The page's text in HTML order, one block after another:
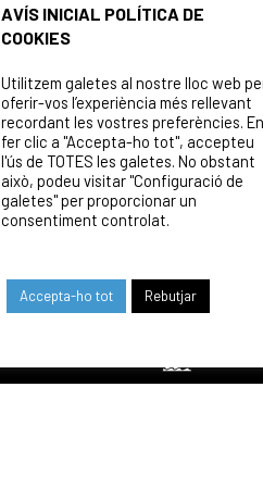
rugby@cnpoblenou.cat
SWIMMING
WHERE
ARE
AVÍS INICIAL POLÍTICA DE
COOKIES
Utilitzem galetes al nostre lloc web
oferir-vos l’experiència més rellevant
recordant les vostres preferències. En
fer clic a "Accepta-ho tot", accepteu
l'ús de TOTES les galetes. No obstant
això, podeu visitar "Configuració de
galetes" per proporcionar un
consentiment controlat.
Accepta-ho tot Rebutjar